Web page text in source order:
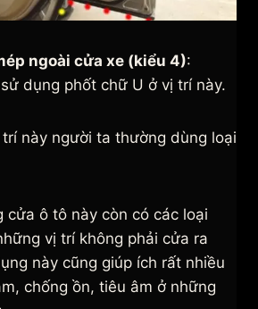
ngoài cửa xe (kiểu 4):
dụng phốt chữ U ở vị trí này.
trí này người ta thường dùng loại
cửa ô tô này còn có các loại
vị trí không phải cửa ra
này cũng giúp ích rất nhiều
chống ồn, tiêu âm ở những